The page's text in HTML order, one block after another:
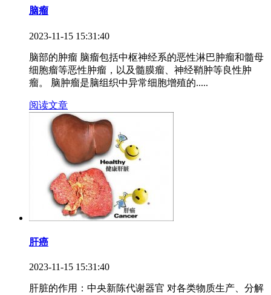
脑瘤
2023-11-15 15:31:40
脑部的肿瘤 脑瘤包括中枢神经系的恶性淋巴肿瘤和髓母
细胞瘤等恶性肿瘤，以及髓膜瘤、神经鞘肿等良性肿
瘤。 脑肿瘤是脑组织中异常细胞增殖的.....
阅读文章
肝癌
2023-11-15 15:31:40
肝脏的作用：中央新陈代谢器官 对各类物质生产、分解